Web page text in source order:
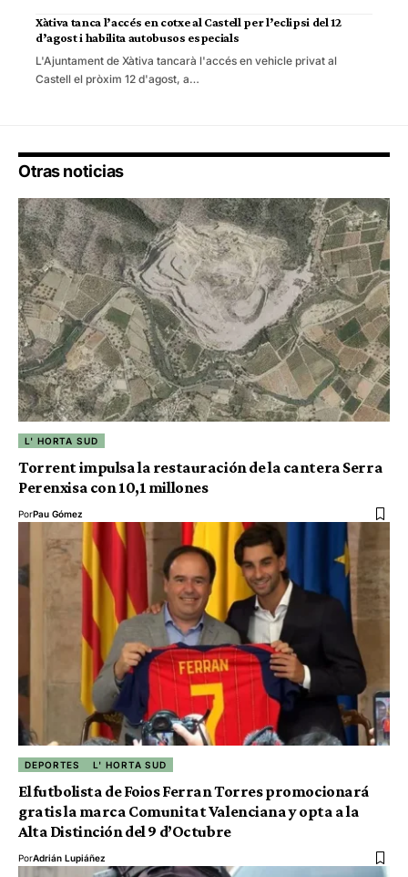
Xàtiva tanca l’accés en cotxe al Castell per l’eclipsi del 12
d’agost i habilita autobusos especials
L'Ajuntament de Xàtiva tancarà l'accés en vehicle privat al
Castell el pròxim 12 d'agost, a…
Otras noticias
L' HORTA SUD
Torrent impulsa la restauración de la cantera Serra
Perenxisa con 10,1 millones
PorPau Gómez
DEPORTES L' HORTA SUD
El futbolista de Foios Ferran Torres promocionará
gratis la marca Comunitat Valenciana y opta a la
Alta Distinción del 9 d’Octubre
PorAdrián Lupiáñez